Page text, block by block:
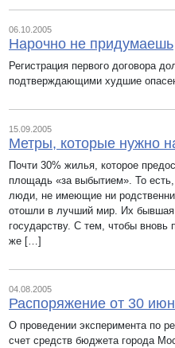
06.10.2005
Нарочно не придумаешь
Регистрация первого договора
подтверждающими худшие
15.09.2005
Метры, которые нужно
Почти 30% жилья, которое
площадь «за выбытием». То
люди, не имеющие ни
отошли в лучший мир. Их
государству. С тем, чтобы вновь
же […]
04.08.2005
Распоряжение от 30
О проведении эксперимента по
счет средств бюджета города